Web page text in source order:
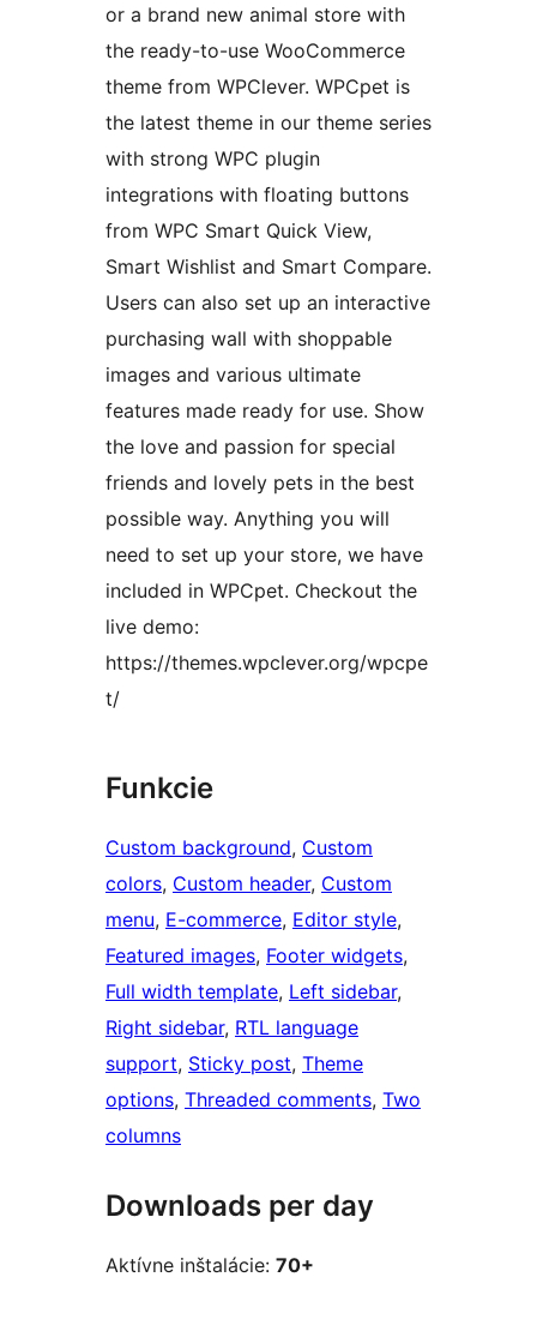
or a brand new animal store with
the ready-to-use WooCommerce
theme from WPClever. WPCpet is
the latest theme in our theme series
with strong WPC plugin
integrations with floating buttons
from WPC Smart Quick View,
Smart Wishlist and Smart Compare.
Users can also set up an interactive
purchasing wall with shoppable
images and various ultimate
features made ready for use. Show
the love and passion for special
friends and lovely pets in the best
possible way. Anything you will
need to set up your store, we have
included in WPCpet. Checkout the
live demo:
https://themes.wpclever.org/wpcpe
t/
Funkcie
Custom background, Custom
colors, Custom header, Custom
menu, E-commerce, Editor style
Featured images, Footer widgets
Full width template, Left sidebar
Right sidebar, RTL language
support, Sticky post, Theme
options, Threaded comments, Two
columns
Downloads per day
Aktívne inštalácie: 70+